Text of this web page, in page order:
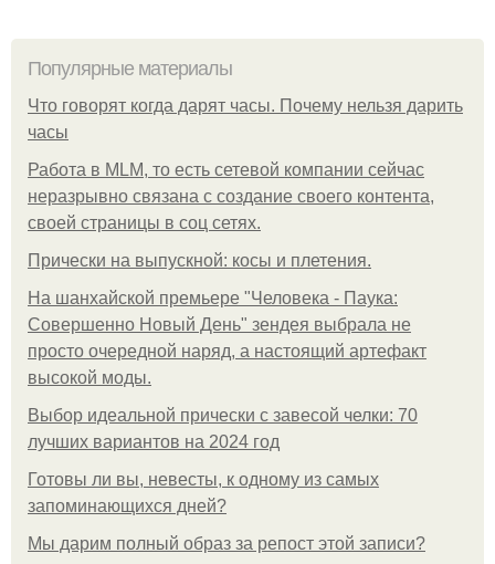
Популярные материалы
Что говорят когда дарят часы. Почему нельзя дарить
часы
Работа в MLM, то есть сетевой компании сейчас
неразрывно связана с создание своего контента,
своей страницы в соц сетях.
Прически на выпускной: косы и плетения.
На шанхайской премьере "Человека - Паука:
Совершенно Новый День" зендея выбрала не
просто очередной наряд, а настоящий артефакт
высокой моды.
Выбор идеальной прически с завесой челки: 70
лучших вариантов на 2024 год
Готовы ли вы, невесты, к одному из самых
запоминающихся дней?
Мы дарим полный образ за репост этой записи?